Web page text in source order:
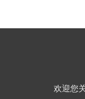
欢迎您